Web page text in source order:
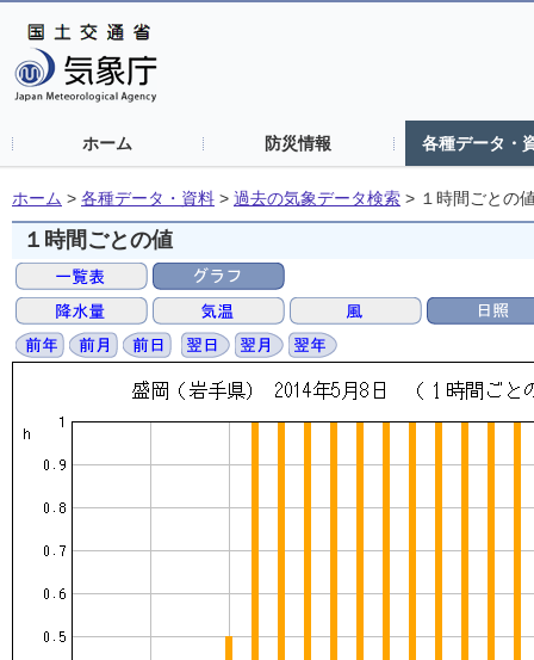
ホーム 防災情報 各種データ・
ホーム > 各種データ・資料 > 過去の気象データ検索 > １時間ごとの
１時間ごとの値